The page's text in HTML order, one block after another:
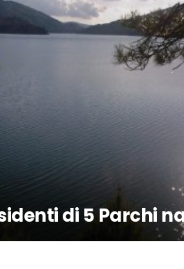
di 5 Parchi